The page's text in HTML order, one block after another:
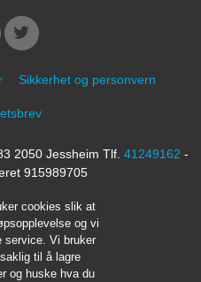
Sikkerhet og personvern
2050 Jessheim Tlf. 41249162 -
915989705
cookies slik at
og vi
service. Vi bruker
til å lagre
og huske hva du